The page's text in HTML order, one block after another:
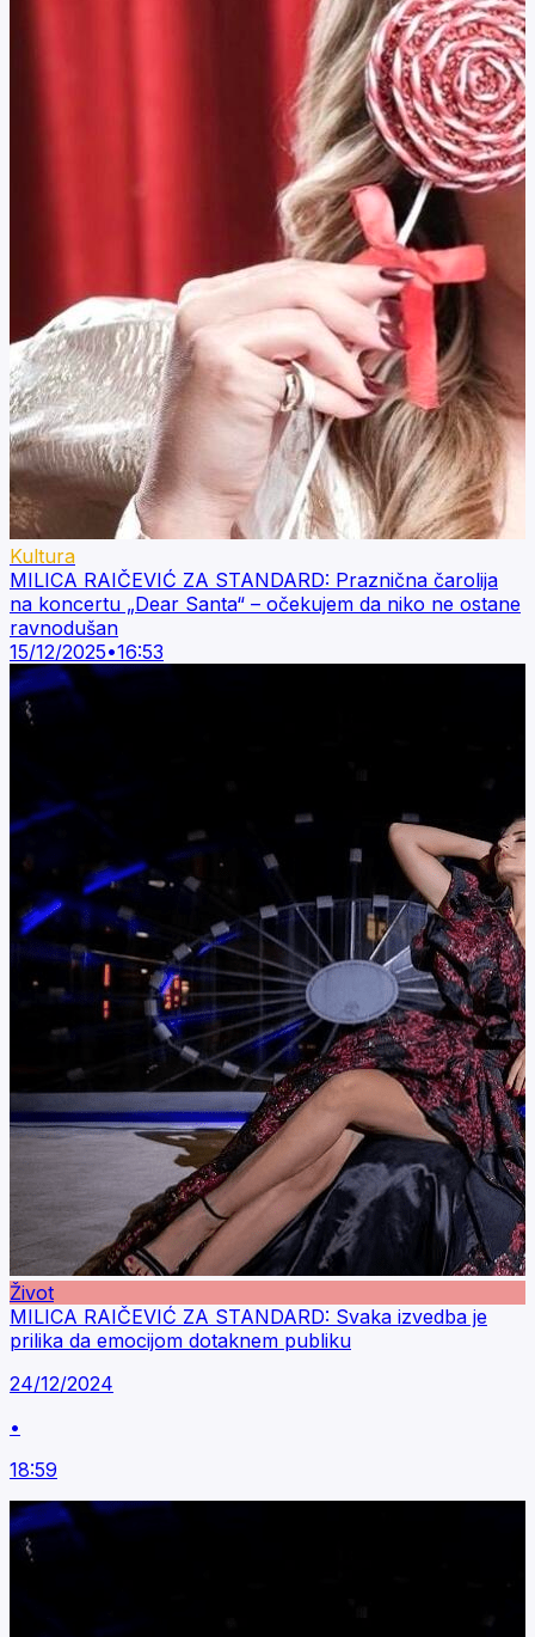
Kultura
MILICA RAIČEVIĆ ZA STANDARD: Praznična čarolija
na koncertu „Dear Santa“ – očekujem da niko ne ostane
ravnodušan
15/12/2025•16:53
Život
MILICA RAIČEVIĆ ZA STANDARD: Svaka izvedba je
prilika da emocijom dotaknem publiku
24/12/2024
•
18:59